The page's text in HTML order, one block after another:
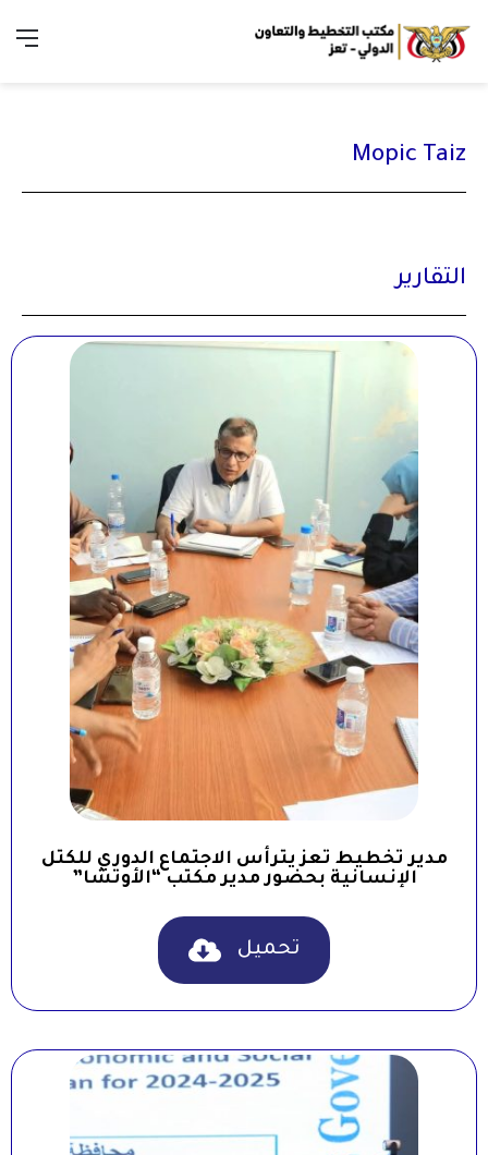
Mopic Taiz
التقارير
مدير تخطيط تعز يترأس الاجتماع الدوري للكتل
الإنسانية بحضور مدير مكتب “الأوتشا”
تحميل